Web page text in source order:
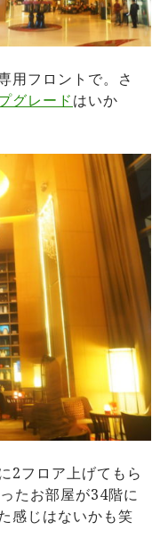
用フロントで。さ
グレードはいか
2フロア上げてもら
たお部屋が34階に
感じはないかも笑